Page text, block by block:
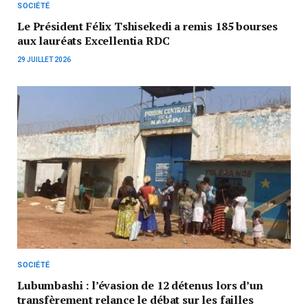
SOCIÉTÉ
Le Président Félix Tshisekedi a remis 185 bourses
aux lauréats Excellentia RDC
29 JUILLET 2026
SOCIÉTÉ
Lubumbashi : l’évasion de 12 détenus lors d’un
transfèrement relance le débat sur les failles